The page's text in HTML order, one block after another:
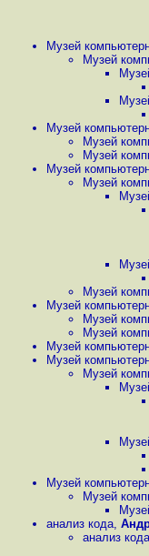
Музей
Музей
Музей
Музей
Музей
Музей
Музей
Музей
Музей
Музей
Музей
Музей
Музей
Музей
Музей
Музей
анализ кода,
анализ кода